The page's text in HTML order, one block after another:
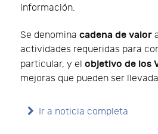
información.
Se denomina cadena de valor
actividades requeridas para
particular, y el objetivo de los
mejoras que pueden ser
Ir a noticia completa